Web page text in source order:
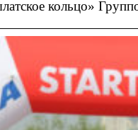
кольцо»